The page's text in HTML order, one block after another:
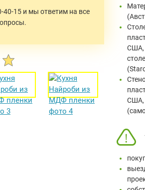
40-15 и мы ответим на все
США,
США,